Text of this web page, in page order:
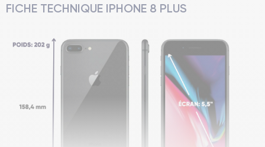
FICHE TECHNIQUE IPHONE 8 PLUS